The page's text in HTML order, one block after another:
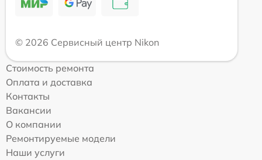
© 2026 Сервисный центр Nikon
Стоимость ремонта
Оплата и доставка
Контакты
Вакансии
О компании
Ремонтируемые модели
Наши услуги